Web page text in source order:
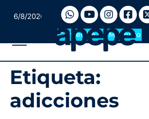
6/8/2026
Convertite en Miembro
Etiqueta:
adicciones